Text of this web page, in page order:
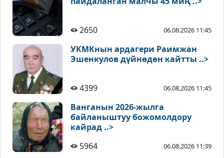
2650 06.08.2026 11:45
УКМКнын ардагери Раимжан
Эшенкулов дүйнөдөн кайтты ..>
4399 06.08.2026 11:45
Ванганын 2026-жылга
байланыштуу божомолдору
кайрад ..>
5964
06.08.2026 11:39